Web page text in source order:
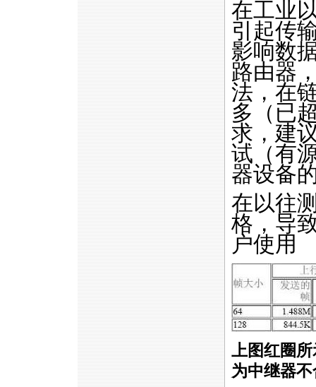
在工业
引起传
影响数
路由器
法，在
多（已
求，建
试（有
器设备
在以往
格，导
户使用
上图红圈
为中继器